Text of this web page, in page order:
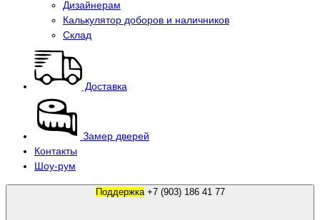
Дизайнерам
Калькулятор доборов и наличников
Склад
Доставка
Замер дверей
Контакты
Шоу-рум
Поддержка +7 (903) 186 41 77